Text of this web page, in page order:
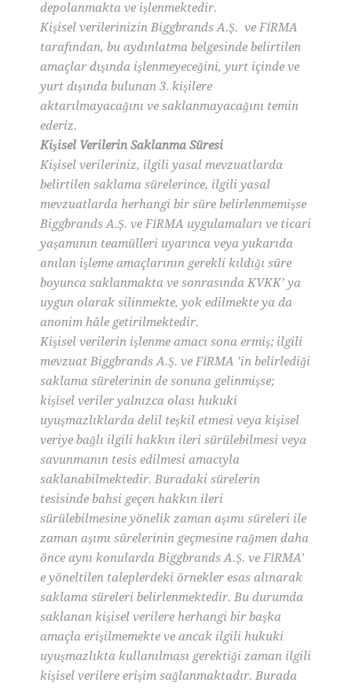
depolanmakta ve işlenmektedir.
Kişisel verilerinizin Biggbrands A.Ş. ve FİRMA
tarafından, bu aydınlatma belgesinde belirtilen
amaçlar dışında işlenmeyeceğini, yurt içinde ve
yurt dışında bulunan 3. kişilere
aktarılmayacağını ve saklanmayacağını temin
ederiz.
Kişisel Verilerin Saklanma Süresi
Kişisel verileriniz, ilgili yasal mevzuatlarda
belirtilen saklama sürelerince, ilgili yasal
mevzuatlarda herhangi bir süre belirlenmemişse
Biggbrands A.Ş. ve FİRMA uygulamaları ve ticari
yaşamının teamülleri uyarınca veya yukarıda
anılan işleme amaçlarının gerekli kıldığı süre
boyunca saklanmakta ve sonrasında KVKK’ ya
uygun olarak silinmekte, yok edilmekte ya da
anonim hâle getirilmektedir.
Kişisel verilerin işlenme amacı sona ermiş; ilgili
mevzuat Biggbrands A.Ş. ve FİRMA ’in belirlediği
saklama sürelerinin de sonuna gelinmişse;
kişisel veriler yalnızca olası hukuki
uyuşmazlıklarda delil teşkil etmesi veya kişisel
veriye bağlı ilgili hakkın ileri sürülebilmesi veya
savunmanın tesis edilmesi amacıyla
saklanabilmektedir. Buradaki sürelerin
tesisinde bahsi geçen hakkın ileri
sürülebilmesine yönelik zaman aşımı süreleri ile
zaman aşımı sürelerinin geçmesine rağmen daha
önce aynı konularda Biggbrands A.Ş. ve FİRMA’
e yöneltilen taleplerdeki örnekler esas alınarak
saklama süreleri belirlenmektedir. Bu durumda
saklanan kişisel verilere herhangi bir başka
amaçla erişilmemekte ve ancak ilgili hukuki
uyuşmazlıkta kullanılması gerektiği zaman ilgili
kişisel verilere erişim sağlanmaktadır. Burada